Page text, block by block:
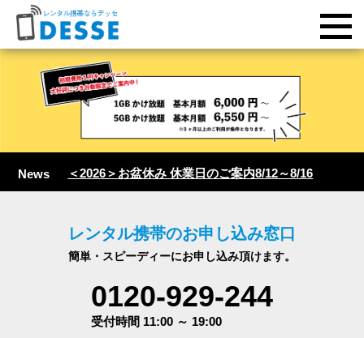
News ＜2026＞お盆休み 休業日のご案内8/12～8/16
レンタル携帯のお申し込み窓口
簡単・スピーディーにお申し込み頂けます。
0120-929-244
受付時間 11:00 ～ 19:00